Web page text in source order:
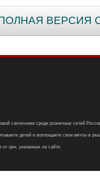
ВЕРСИЯ
сантехники среди розничных сетей
детей и воплощаете свои мечты в
от цен, указанных на сайте.